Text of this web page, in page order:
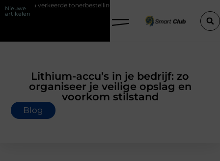
Nieuwe
artikelen
tonerbestelling bij HP printers
Lithium-accu’s in je bedrijf: zo
organiseer je veilige opslag en
voorkom stilstand
Blog